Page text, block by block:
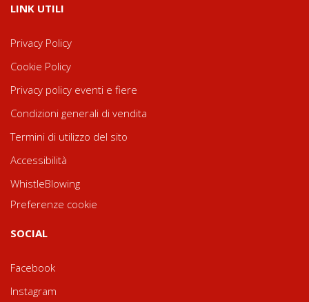
LINK UTILI
Privacy Policy
Cookie Policy
Privacy policy eventi e fiere
Condizioni generali di vendita
Termini di utilizzo del sito
Accessibilità
WhistleBlowing
Preferenze cookie
SOCIAL
Facebook
Instagram